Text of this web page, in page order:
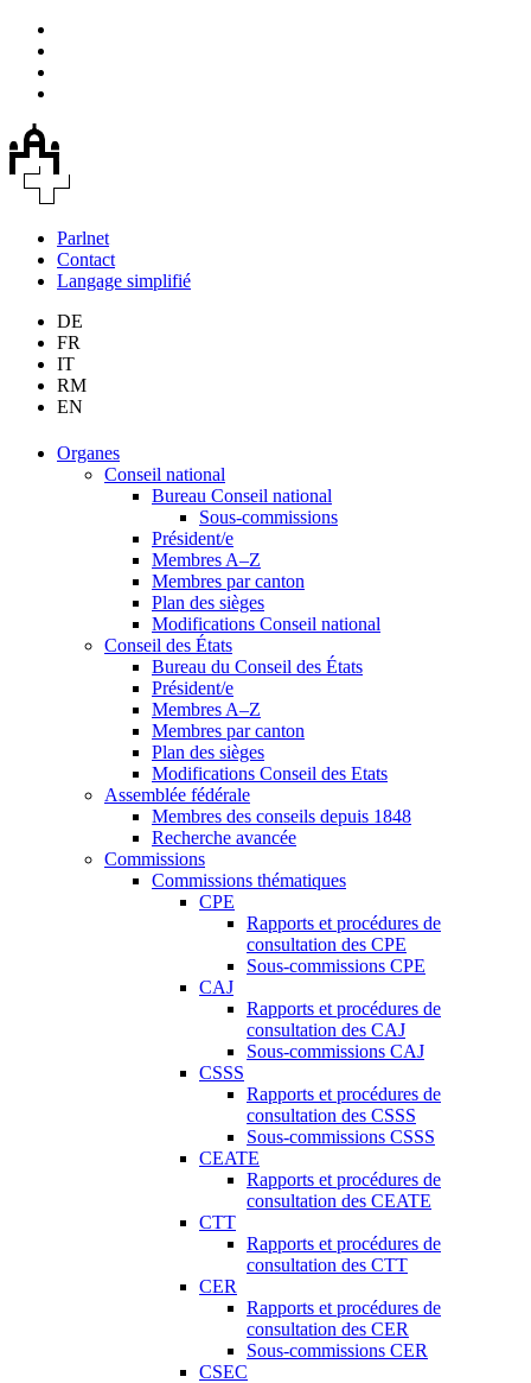
Parlnet
Contact
Langage simplifié
DE
FR
IT
RM
EN
Organes
Conseil national
Bureau Conseil national
Sous-commissions
Président/e
Membres A–Z
Membres par canton
Plan des sièges
Modifications Conseil national
Conseil des États
Bureau du Conseil des États
Président/e
Membres A–Z
Membres par canton
Plan des sièges
Modifications Conseil des Etats
Assemblée fédérale
Membres des conseils depuis 1848
Recherche avancée
Commissions
Commissions thématiques
CPE
Rapports et procédures de
consultation des CPE
Sous-commissions CPE
CAJ
Rapports et procédures de
consultation des CAJ
Sous-commissions CAJ
CSSS
Rapports et procédures de
consultation des CSSS
Sous-commissions CSSS
CEATE
Rapports et procédures de
consultation des CEATE
CTT
Rapports et procédures de
consultation des CTT
CER
Rapports et procédures de
consultation des CER
Sous-commissions CER
CSEC